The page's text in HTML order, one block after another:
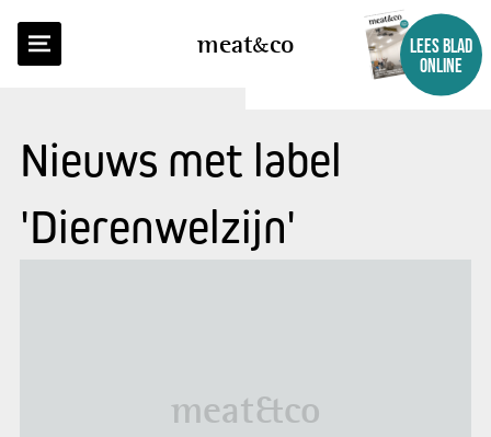
meatco
LEES BLAD
ONLINE
Nieuws met label
'Dierenwelzijn'
meat&co